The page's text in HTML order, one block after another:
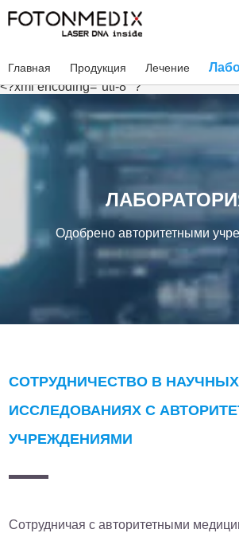
Главная Продукция Лечение
<?xml encoding="utf-8" ?
Одобрено авторитетными
СОТРУДНИЧЕСТВО В НАУЧНЫХ
ИССЛЕДОВАНИЯХ С
УЧРЕЖДЕНИЯМИ
Сотрудничая с авторитетными